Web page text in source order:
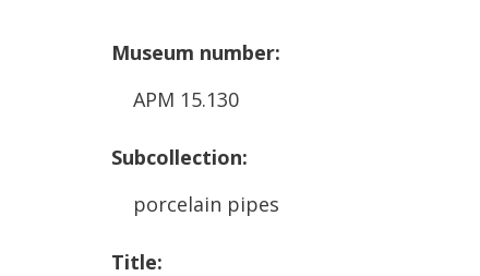
Museum number:
APM 15.130
Subcollection:
porcelain pipes
Title: